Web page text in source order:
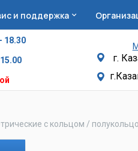
и поддержка
18.30
г.
с кольцом /